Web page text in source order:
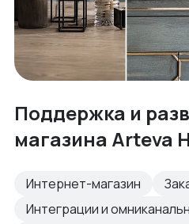
Поддержка и
магазина Arteva
Интернет-магазин
Интеграции и